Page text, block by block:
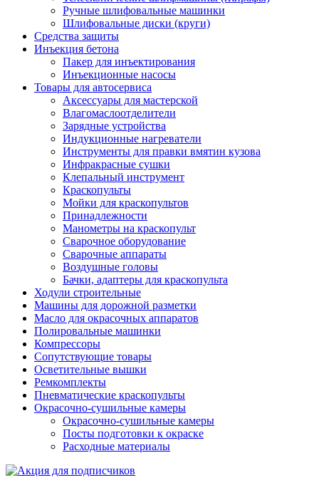
Ручные шлифовальные машинки
Шлифовальные диски (круги)
Средства защиты
Инъекция бетона
Пакер для инъектирования
Инъекционные насосы
Товары для автосервиса
Аксессуары для мастерской
Влагомаслоотделители
Зарядные устройства
Индукционные нагреватели
Инструменты для правки вмятин кузова
Инфракрасные сушки
Клепальный инструмент
Краскопульты
Мойки для краскопультов
Принадлежности
Манометры на краскопульт
Сварочное оборудование
Сварочные аппараты
Воздушные головы
Бачки, адаптеры для краскопульта
Ходули строительные
Машины для дорожной разметки
Масло для окрасочных аппаратов
Полировальные машинки
Компрессоры
Сопутствующие товары
Осветительные вышки
Ремкомплекты
Пневматические краскопульты
Окрасочно-сушильные камеры
Окрасочно-сушильные камеры
Посты подготовки к окраске
Расходные материалы